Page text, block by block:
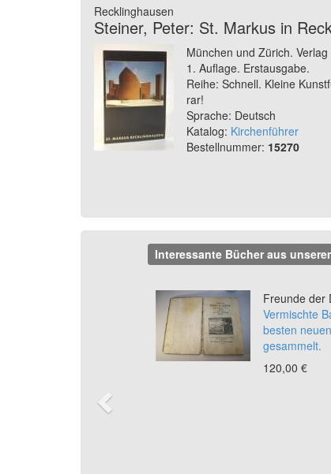
Recklinghausen
Steiner, Peter: St. Markus in
München und Zürich.
1. Auflage. Erstausgabe.
Reihe: Schnell. Kleine
rar!
Sprache: Deutsch
Katalog: Kirchenführer
Bestellnummer: 15270
Interessante Bücher aus
Freunde der
Vermischte
besten
gesammelt.
120,00 €
Previous